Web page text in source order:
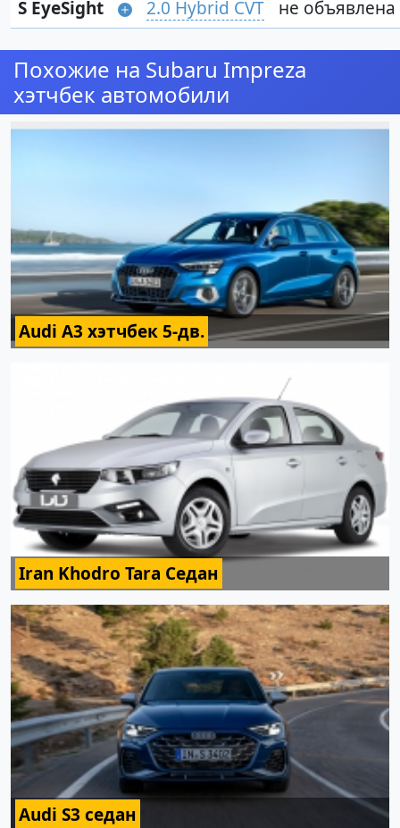
S EyeSight 2.0 Hybrid CVT не объявлена
Похожие на Subaru Impreza
хэтчбек автомобили
Audi A3 хэтчбек 5-дв.
Iran Khodro Tara Седан
Audi S3 седан